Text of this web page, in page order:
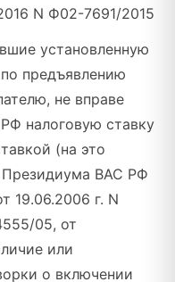
N Ф02-7691/2015
установленную
предъявлению
не вправе
налоговую ставку
(на это
Президиума ВАС РФ
19.06.2006 г. N
05, от
или
о включении